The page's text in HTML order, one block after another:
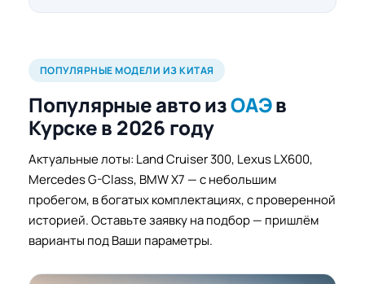
ПОПУЛЯРНЫЕ МОДЕЛИ ИЗ КИТАЯ
Популярные авто изОАЭв
Курске в 2026 году
Актуальные лоты: Land Cruiser 300, Lexus LX600,
Mercedes G-Class, BMW X7 — с небольшим
пробегом, в богатых комплектациях, с проверенной
историей. Оставьте заявку на подбор — пришлём
варианты под Ваши параметры.